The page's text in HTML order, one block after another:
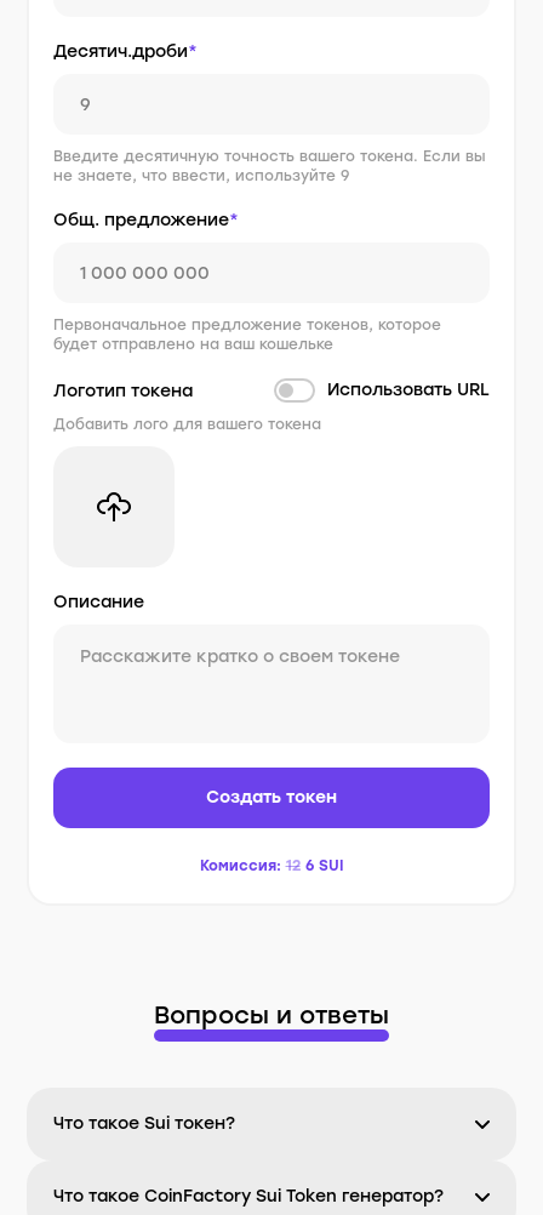
Десятич.дроби*
Введите десятичную точность вашего токена. Если вы
не знаете, что ввести, используйте 9
Общ. предложение*
Первоначальное предложение токенов, которое
будет отправлено на ваш кошельке
Логотип токена Использовать URL
Добавить лого для вашего токена
Описание
Создать токен
Комиссия: 12 6 SUI
Вопросы и ответы
Что такое Sui токен?
Что такое CoinFactory Sui Token генератор?